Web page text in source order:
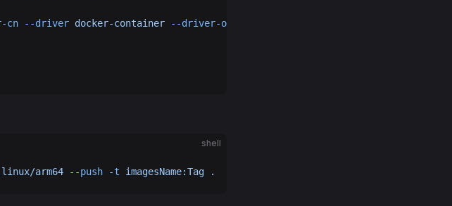
cn --driver docker-container --driver-opt
shell
arm64 --push -t imagesName:Tag .